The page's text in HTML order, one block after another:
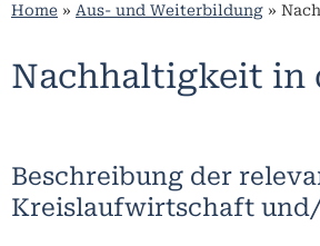
Home » Aus- und Weiterbildung »
Nachhaltigkeit
Beschreibung der
Kreislaufwirtschaft